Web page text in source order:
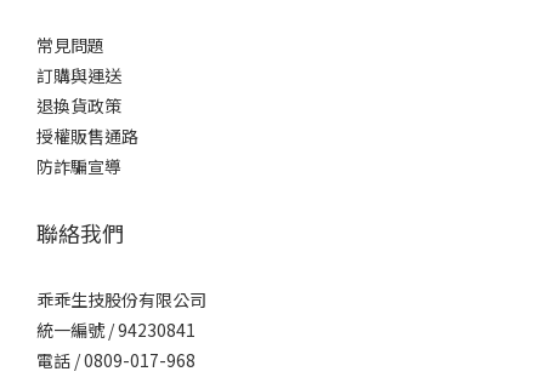
常見問題
訂購與運送
退換貨政策
授權販售通路
防詐騙宣導
聯絡我們
乖乖生技股份有限公司
統一編號 / 94230841
電話 / 0809-017-968